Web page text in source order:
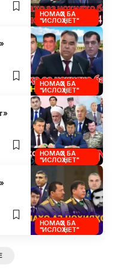
НОМАҲО БА
"ИСЛОҲ.НЕТ"
НОМАҲО БА
"ИСЛОҲ.НЕТ"
НОМАҲО БА
"ИСЛОҲ.НЕТ"
НОМАҲО БА
"ИСЛОҲ.НЕТ"